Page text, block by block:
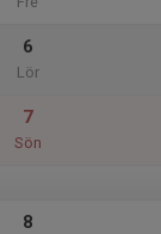
6
Lör
7
Sön
8